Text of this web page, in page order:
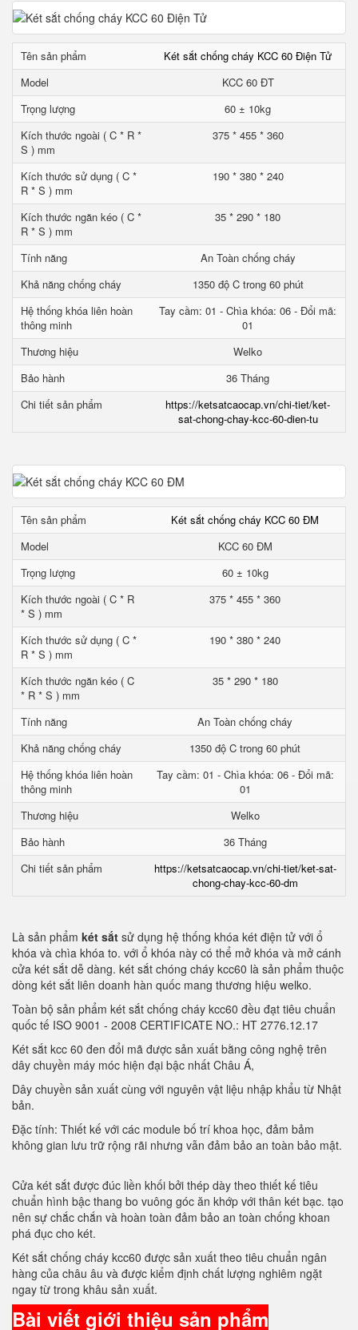
Tên sản phẩm
Két sắt chống cháy KCC 60 Điện Tử
Model
KCC 60 ĐT
Trọng lượng
60 ± 10kg
Kích thước ngoài ( C * R *
S ) mm
375 * 455 * 360
Kích thước sử dụng ( C *
R * S ) mm
190 * 380 * 240
Kích thước ngăn kéo ( C *
R * S ) mm
35 * 290 * 180
Tính năng
An Toàn chống cháy
Khả năng chống cháy
1350 độ C trong 60 phút
Hệ thống khóa liên hoàn
thông minh
Tay cầm: 01 - Chìa khóa: 06 - Đổi mã:
01
Thương hiệu
Welko
Bảo hành
36 Tháng
Chi tiết sản phẩm
https://ketsatcaocap.vn/chi-tiet/ket-
sat-chong-chay-kcc-60-dien-tu
Tên sản phẩm
Két sắt chống cháy KCC 60 ĐM
Model
KCC 60 ĐM
Trọng lượng
60 ± 10kg
Kích thước ngoài ( C * R
* S ) mm
375 * 455 * 360
Kích thước sử dụng ( C *
R * S ) mm
190 * 380 * 240
Kích thước ngăn kéo ( C
* R * S ) mm
35 * 290 * 180
Tính năng
An Toàn chống cháy
Khả năng chống cháy
1350 độ C trong 60 phút
Hệ thống khóa liên hoàn
thông minh
Tay cầm: 01 - Chìa khóa: 06 - Đổi mã:
01
Thương hiệu
Welko
Bảo hành
36 Tháng
Chi tiết sản phẩm
https://ketsatcaocap.vn/chi-tiet/ket-sat-
chong-chay-kcc-60-dm
Là sản phẩm két sắt sử dụng hệ thống khóa két điện tử với ổ
khóa và chìa khóa to. với ổ khóa này có thể mở khóa và mở cánh
cửa két sắt dễ dàng. két sắt chóng cháy kcc60 là sản phẩm thuộc
dòng két sắt liên doanh hàn quốc mang thương hiệu welko.
Toàn bộ sản phẩm két sắt chống cháy kcc60 đều đạt tiêu chuẩn
quốc tế ISO 9001 - 2008 CERTIFICATE NO.: HT 2776.12.17
Két sắt kcc 60 đen đổi mã được sản xuất bằng công nghệ trên
dây chuyền máy móc hiện đại bậc nhất Châu Á,
Dây chuyền sản xuất cùng với nguyên vật liệu nhập khẩu từ Nhật
bản.
Đặc tính: Thiết kế với các module bố trí khoa học, đảm bảm
không gian lưu trữ rộng rãi nhưng vẫn đảm bảo an toàn bảo mật.
Cửa két sắt được đúc liền khối bởi thép dày theo thiết kế tiêu
chuẩn hình bậc thang bo vuông góc ăn khớp với thân két bạc. tạo
nên sự chắc chắn và hoàn toàn đảm bảo an toàn chống khoan
phá đục cho két.
Két sắt chống cháy kcc60 được sản xuất theo tiêu chuẩn ngân
hàng của châu âu và được kiểm định chất lượng nghiêm ngặt
ngay từ trong khâu sản xuất.
Bài viết giới thiệu sản phẩm